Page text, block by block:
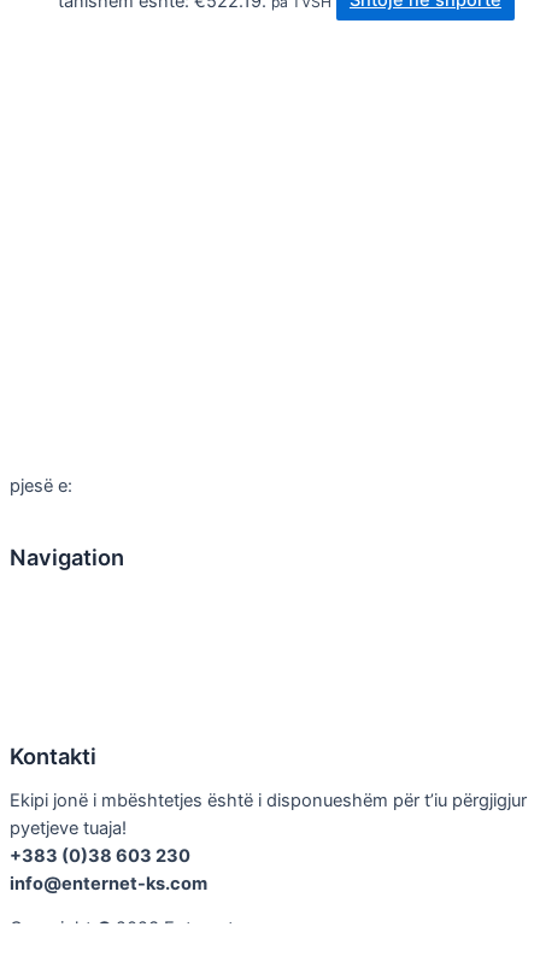
pjesë e:
Navigation
Kontakti
Ekipi jonë i mbështetjes është i disponueshëm për t’iu përgjigjur
pyetjeve tuaja!
+383 (0)38 603 230
info@enternet-ks.com
Copyright © 2023 Enternet